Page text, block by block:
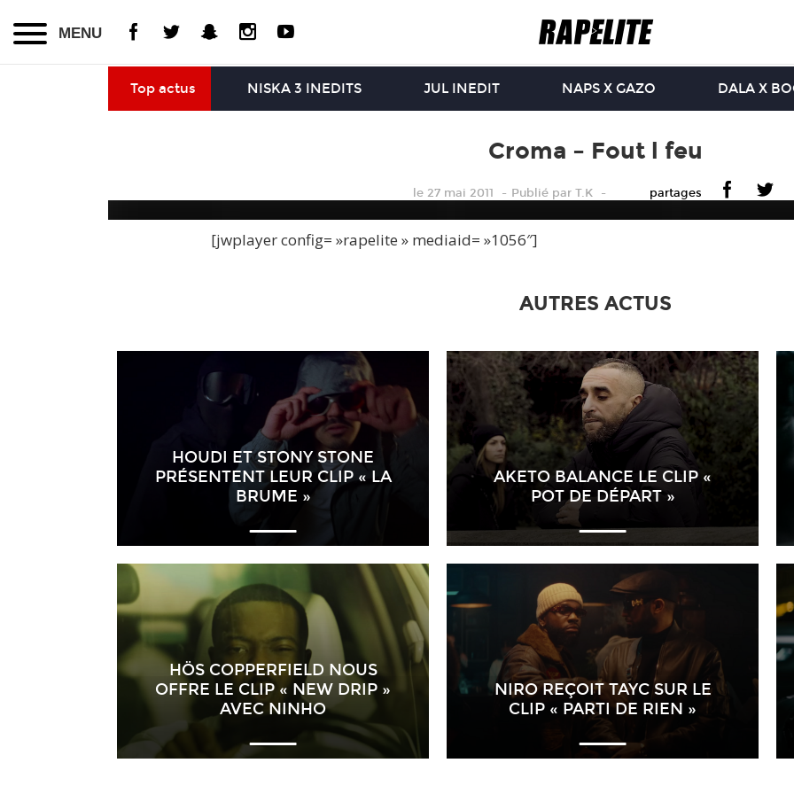
MENU
Top actus NISKA 3 INEDITS JUL INEDIT NAPS X GAZO DALA X
Croma – Fout l feu
le 27 mai 2011 Publié par T.K partages
[jwplayer config= »rapelite » mediaid= »1056″]
AUTRES ACTUS
HOUDI ET STONY STONE
PRÉSENTENT LEUR CLIP « LA
BRUME »
AKETO BALANCE LE CLIP «
POT DE DÉPART »
HÖS COPPERFIELD NOUS
OFFRE LE CLIP « NEW DRIP »
AVEC NINHO
NIRO REÇOIT TAYC SUR LE
CLIP « PARTI DE RIEN »